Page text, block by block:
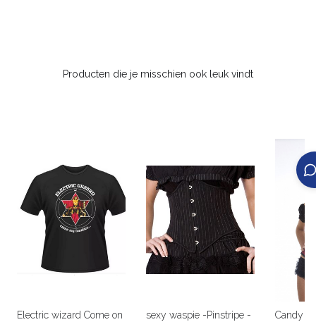
Producten die je misschien ook leuk vindt
Electric wizard Come on
sexy waspie -Pinstripe -
Candy